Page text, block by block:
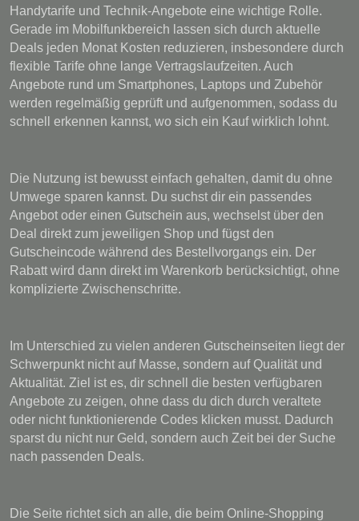
Handytarife und Technik-Angebote eine wichtige Rolle.
Gerade im Mobilfunkbereich lassen sich durch aktuelle
Deals jeden Monat Kosten reduzieren, insbesondere durch
flexible Tarife ohne lange Vertragslaufzeiten. Auch
Angebote rund um Smartphones, Laptops und Zubehör
werden regelmäßig geprüft und aufgenommen, sodass du
schnell erkennen kannst, wo sich ein Kauf wirklich lohnt.
Die Nutzung ist bewusst einfach gehalten, damit du ohne
Umwege sparen kannst. Du suchst dir ein passendes
Angebot oder einen Gutschein aus, wechselst über den
Deal direkt zum jeweiligen Shop und fügst den
Gutscheincode während des Bestellvorgangs ein. Der
Rabatt wird dann direkt im Warenkorb berücksichtigt, ohne
komplizierte Zwischenschritte.
Im Unterschied zu vielen anderen Gutscheinseiten liegt der
Schwerpunkt nicht auf Masse, sondern auf Qualität und
Aktualität. Ziel ist es, dir schnell die besten verfügbaren
Angebote zu zeigen, ohne dass du dich durch veraltete
oder nicht funktionierende Codes klicken musst. Dadurch
sparst du nicht nur Geld, sondern auch Zeit bei der Suche
nach passenden Deals.
Die Seite richtet sich an alle, die beim Online-Shopping